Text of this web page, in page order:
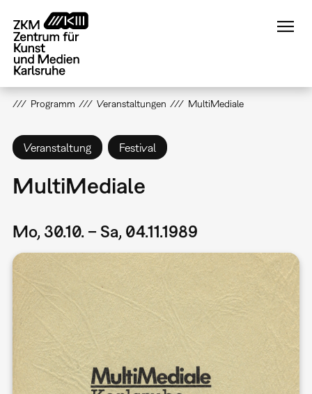
zum
Inhalt
Programm Veranstaltungen MultiMediale
Veranstaltung Festival
MultiMediale
Mo, 30.10. – Sa, 04.11.1989